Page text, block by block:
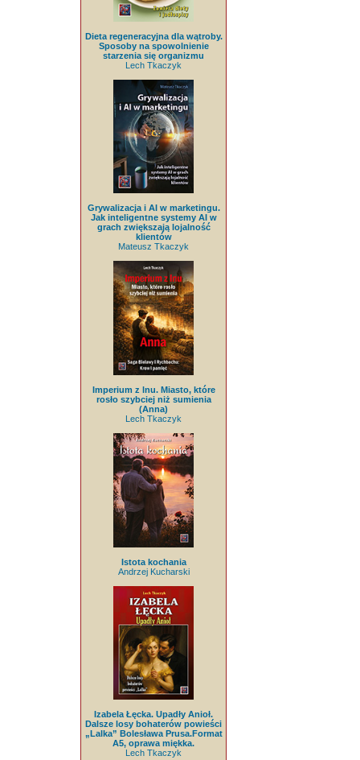
Dieta regeneracyjna dla wątroby.
Sposoby na spowolnienie
starzenia się organizmu
Lech Tkaczyk
Grywalizacja i AI w marketingu.
Jak inteligentne systemy AI w
grach zwiększają lojalność
klientów
Mateusz Tkaczyk
Imperium z lnu. Miasto, które
rosło szybciej niż sumienia
(Anna)
Lech Tkaczyk
Istota kochania
Andrzej Kucharski
Izabela Łęcka. Upadły Anioł.
Dalsze losy bohaterów powieści
„Lalka” Bolesława Prusa.Format
A5, oprawa miękka.
Lech Tkaczyk